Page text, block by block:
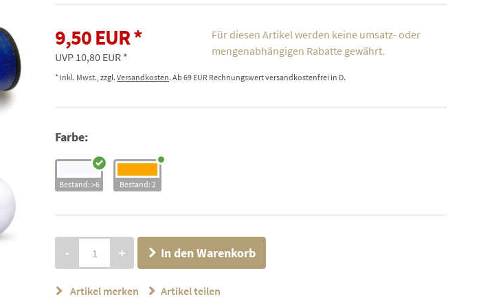
9,50 EUR
UVP 10,80 EUR
Für diesen Artikel werden keine umsatz- oder
mengenabhängigen Rabatte gewährt.
* inkl. Mwst., zzgl. Versandkosten. Ab 69 EUR Rechnungswert versandkostenfrei in D.
Farbe:
Bestand: >6 Bestand: 2
- + In den Warenkorb
Artikel merken Artikel teilen